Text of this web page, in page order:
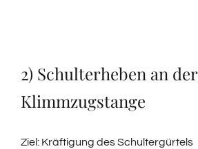
2) Schulterheben an der
Klimmzugstange
Ziel: Kräftigung des Schultergürtels